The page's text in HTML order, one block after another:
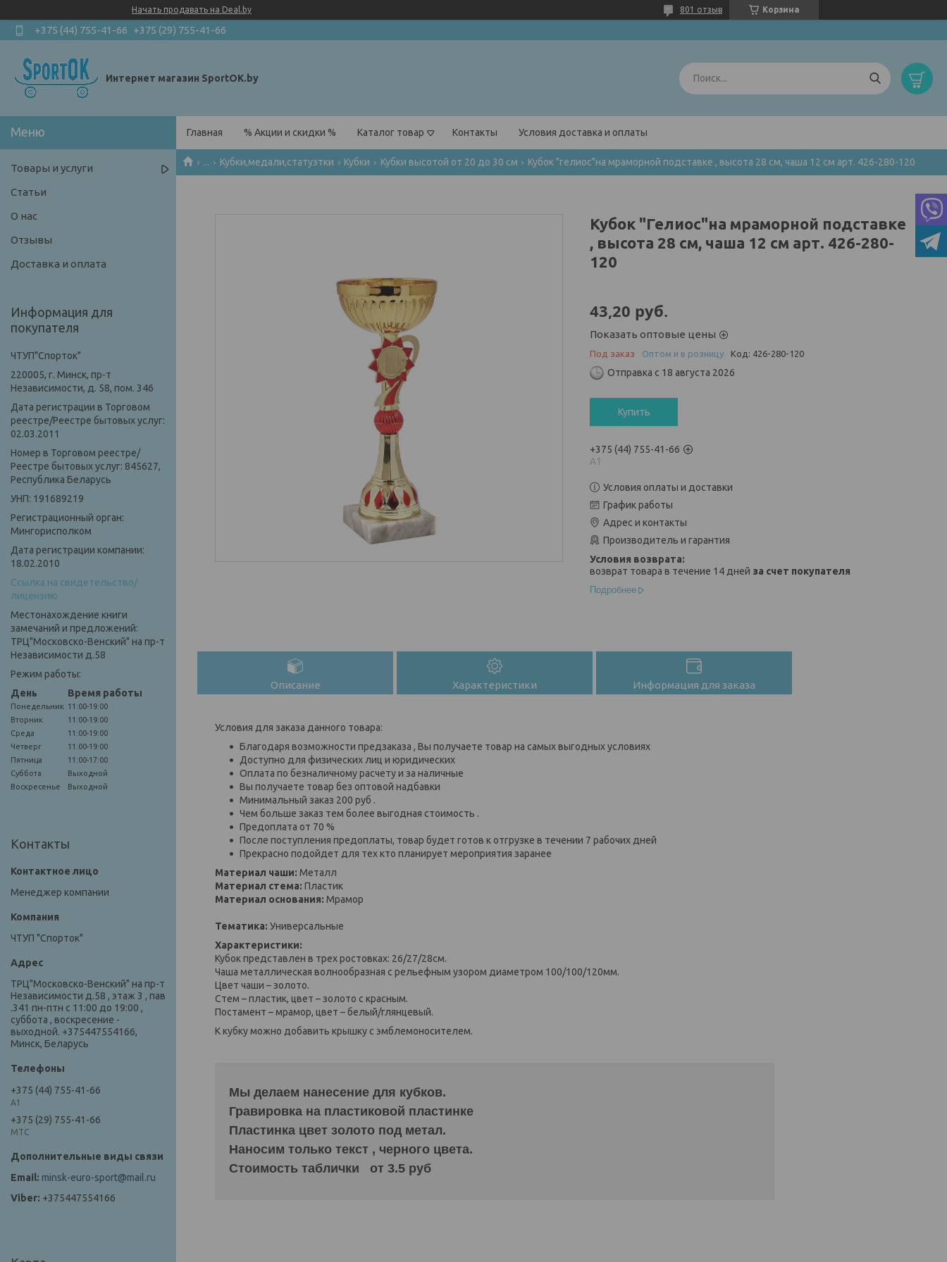
Начать продавать на Deal.by Корзина
801 отзыв
+375 (44) 755-41-66 +375 (29) 755-41-66
Интернет магазин SportOK.by
Главная % Акции и скидки % Каталог товар Контакты Условия доставка и оплаты
... Кубки,медали,статуэтки Кубки Кубки высотой от 20 до 30 см Кубок "гелиос"на мраморной подставке , высота 28 см, чаша 12 см арт. 426-280-120
Кубок "Гелиос"на мраморной подставке
, высота 28 см, чаша 12 см арт. 426-280-
120
43,20 руб.
Показать оптовые цены
Под заказ Оптом и в розницу Код: 426-280-120
Отправка с 18 августа 2026
Купить
+375 (44) 755-41-66
А1
Условия оплаты и доставки
График работы
Адрес и контакты
Производитель и гарантия
возврат товара в течение 14 дней за счет покупателя
Подробнее
Описание Характеристики Информация для заказа
Условия для заказа данного товара:
Благодаря возможности предзаказа , Вы получаете товар на самых выгодных условиях
Доступно для физических лиц и юридических
Оплата по безналичному расчету и за наличные
Вы получаете товар без оптовой надбавки
Минимальный заказ 200 руб .
Чем больше заказ тем более выгодная стоимость .
Предоплата от 70 %
После поступления предоплаты, товар будет готов к отгрузке в течении 7 рабочих дней
Прекрасно подойдет для тех кто планирует мероприятия заранее
Материал чаши: Металл
Материал стема: Пластик
Материал основания: Мрамор
Тематика: Универсальные
Характеристики:
Кубок представлен в трех ростовках: 26/27/28см.
Чаша металлическая волнообразная с рельефным узором диаметром 100/100/120мм.
Цвет чаши – золото.
Стем – пластик, цвет – золото с красным.
Постамент – мрамор, цвет – белый/глянцевый.
К кубку можно добавить крышку с эмблемоносителем.
Мы делаем нанесение для кубков.
Гравировка на пластиковой пластинке
Пластинка цвет золото под метал.
Наносим только текст , черного цвета.
Стоимость таблички от 3.5 руб
Товары и услуги
Статьи
О нас
Отзывы
Доставка и оплата
Информация для
покупателя
ЧТУП"Спорток"
220005, г. Минск, пр-т
Независимости, д. 58, пом. 346
Дата регистрации в Торговом
реестре/Реестре бытовых услуг:
02.03.2011
Номер в Торговом реестре/
Реестре бытовых услуг: 845627,
Республика Беларусь
УНП: 191689219
Регистрационный орган:
Мингорисполком
Дата регистрации компании:
18.02.2010
Ссылка на свидетельство/
лицензию
Местонахождение книги
замечаний и предложений:
ТРЦ"Московско-Венский" на пр-т
Независимости д.58
Режим работы:
День
Время работы
Понедельник 11:00-19:00
Вторник
11:00-19:00
Среда
11:00-19:00
Четверг
11:00-19:00
Пятница
11:00-17:00
Суббота
Выходной
Воскресенье
Выходной
Контакты
Менеджер компании
ЧТУП "Спорток"
ТРЦ"Московско-Венский" на пр-т
Независимости д.58 , этаж 3 , пав
.341 пн-птн с 11:00 до 19:00 ,
суббота , воскресение -
выходной. +375447554166,
Минск, Беларусь
+375 (44) 755-41-66
А1
+375 (29) 755-41-66
МТС
minsk-euro-sport@mail.ru
+375447554166